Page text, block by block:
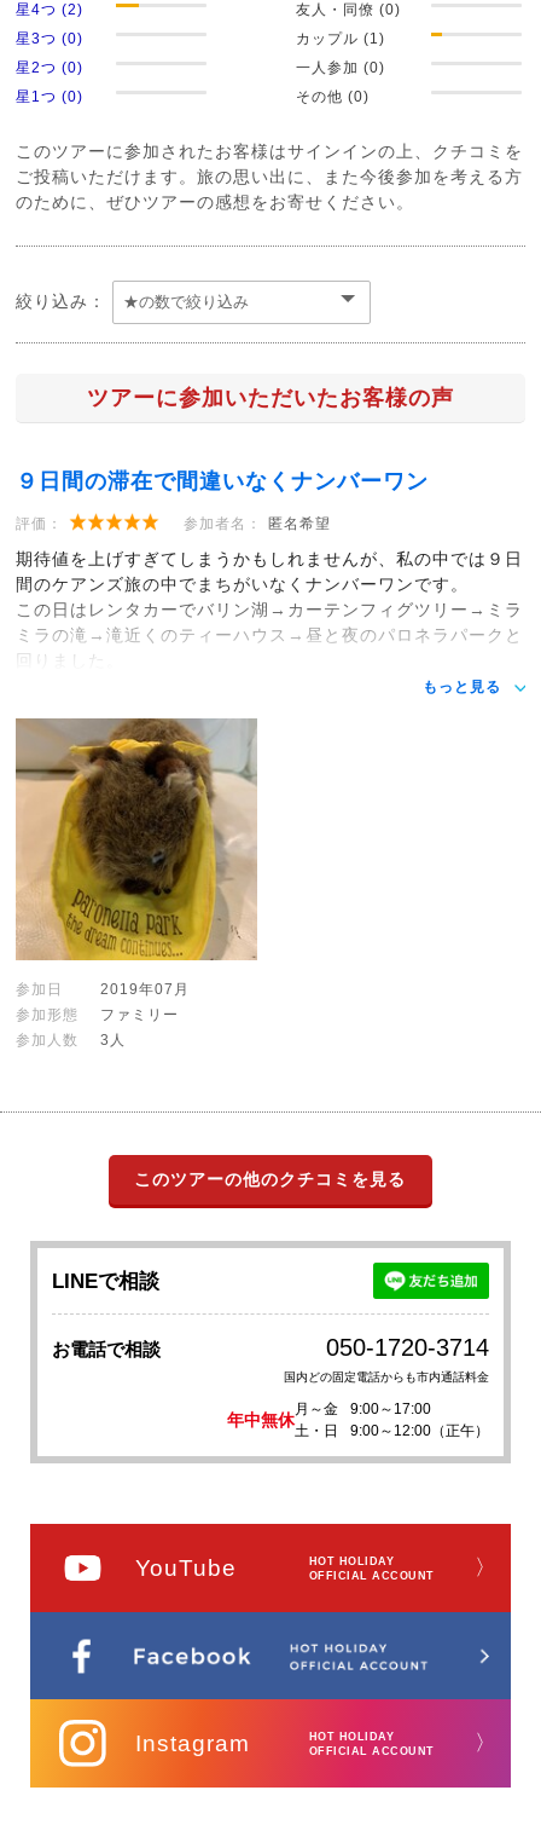
星4つ (2)
星3つ (0)
星2つ (0)
星1つ (0)
友人・同僚 (0)
カップル (1)
一人参加 (0)
その他 (0)
このツアーに参加されたお客様はサインインの上、クチコミを
ご投稿いただけます。旅の思い出に、また今後参加を考える方
のために、ぜひツアーの感想をお寄せください。
絞り込み：
ツアーに参加いただいたお客様の声
９日間の滞在で間違いなくナンバーワン
評価： 参加者名： 匿名希望
期待値を上げすぎてしまうかもしれませんが、私の中では９日
間のケアンズ旅の中でまちがいなくナンバーワンです。
この日はレンタカーでバリン湖→カーテンフィグツリー→ミラ
ミラの滝→滝近くのティーハウス→昼と夜のパロネラパークと
回りました。
もっと見る
参加日
2019年07月
参加形態
ファミリー
参加人数
3人
このツアーの他のクチコミを見る
LINEで相談
お電話で相談 050-1720-3714
国内どの固定電話からも市内通話料金
年中無休
月～金
9:00～17:00
土・日
9:00～12:00（正午）
YouTube
HOT HOLIDAY
OFFICIAL ACCOUNT
〉
Instagram
HOT HOLIDAY
OFFICIAL ACCOUNT
〉